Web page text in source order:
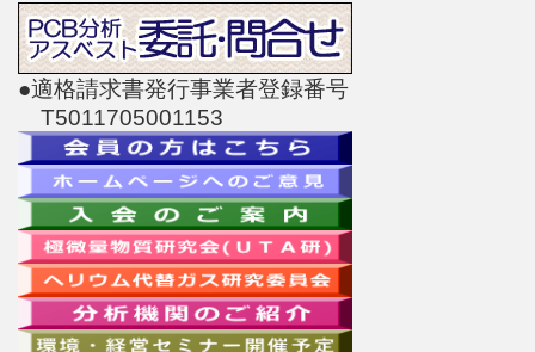
●適格請求書発行事業者登録番号
T5011705001153